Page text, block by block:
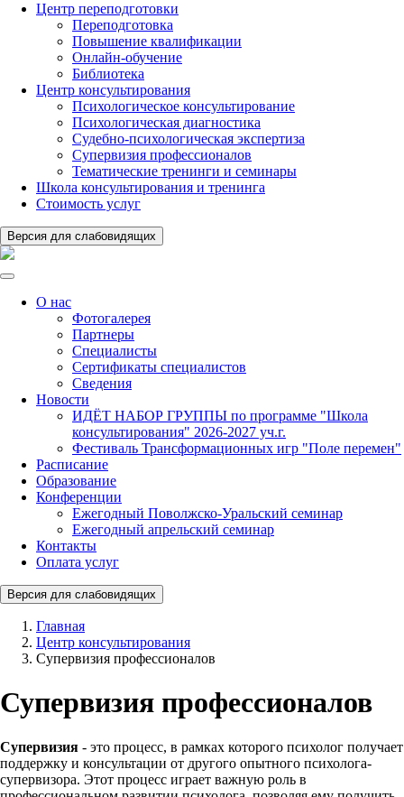
Центр переподготовки
Переподготовка
Повышение квалификации
Онлайн-обучение
Библиотека
Центр консультирования
Психологическое консультирование
Психологическая диагностика
Судебно-психологическая экспертиза
Супервизия профессионалов
Тематические тренинги и семинары
Школа консультирования и тренинга
Стоимость услуг
Версия для слабовидящих
О нас
Фотогалерея
Партнеры
Специалисты
Сертификаты специалистов
Сведения
Новости
ИДЁТ НАБОР ГРУППЫ по программе "Школа
консультирования" 2026-2027 уч.г.
Фестиваль Трансформационных игр "Поле перемен"
Расписание
Образование
Конференции
Ежегодный Поволжско-Уральский семинар
Ежегодный апрельский семинар
Контакты
Оплата услуг
Версия для слабовидящих
Главная
Центр консультирования
Супервизия профессионалов
Супервизия профессионалов
Супервизия - это процесс, в рамках которого психолог получает
поддержку и консультации от другого опытного психолога-
супервизора. Этот процесс играет важную роль в